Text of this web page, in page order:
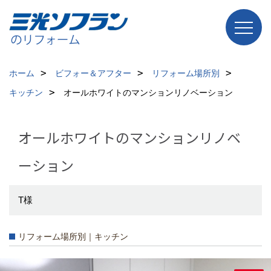
ホーム ビフォー＆アフター
リフォーム場所別
キッチン
オールホワイトのマンションリノベーション
オールホワイトのマンションリノベ
ーション
T様
リフォーム場所別｜キッチン